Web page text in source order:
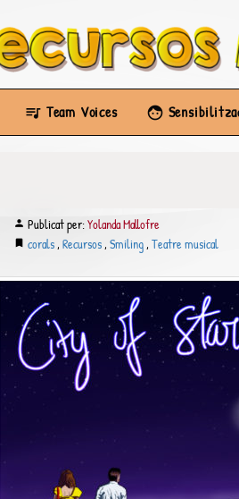
Team Voices
Publicat per:Yolanda Mallofre
corals , Recursos , Smiling , Teatre musical